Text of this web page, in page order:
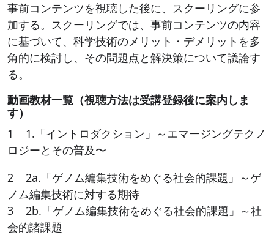
事前コンテンツを視聴した後に、スクーリングに参
加する。スクーリングでは、事前コンテンツの内容
に基づいて、科学技術のメリット・デメリットを多
角的に検討し、その問題点と解決策について議論す
る。
動画教材一覧（視聴方法は受講登録後に案内しま
す）
1 1.「イントロダクション」～エマージングテクノ
ロジーとその普及〜
2 2a.「ゲノム編集技術をめぐる社会的課題」～ゲ
ノム編集技術に対する期待
3 2b.「ゲノム編集技術をめぐる社会的課題」～社
会的諸課題